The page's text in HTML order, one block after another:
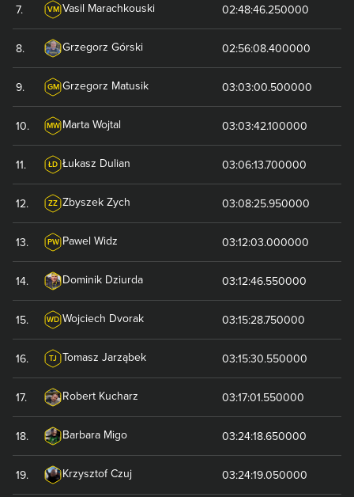
7. VM Vasil Marachkouski 02:48:46.250000
8. Grzegorz Górski 02:56:08.400000
9. GM Grzegorz Matusik 03:03:00.500000
10. MW Marta Wojtal 03:03:42.100000
11. ŁD Łukasz Dulian 03:06:13.700000
12. ZZ Zbyszek Zych 03:08:25.950000
13. PW Pawel Widz 03:12:03.000000
14. Dominik Dziurda 03:12:46.550000
15. WD Wojciech Dvorak 03:15:28.750000
16. TJ Tomasz Jarząbek 03:15:30.550000
17. Robert Kucharz 03:17:01.550000
18. Barbara Migo 03:24:18.650000
19. Krzysztof Czuj 03:24:19.050000